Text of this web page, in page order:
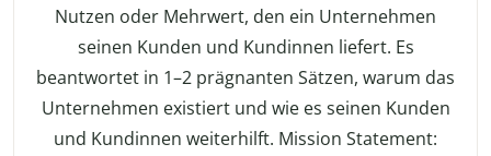
Nutzen oder Mehrwert, den ein Unternehmen
seinen Kunden und Kundinnen liefert. Es
beantwortet in 1–2 prägnanten Sätzen, warum das
Unternehmen existiert und wie es seinen Kunden
und Kundinnen weiterhilft. Mission Statement: